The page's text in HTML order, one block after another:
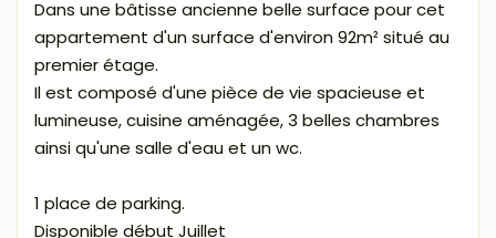
Dans une bâtisse ancienne belle surface pour cet
appartement d'un surface d'environ 92m² situé au
premier étage.
Il est composé d'une pièce de vie spacieuse et
lumineuse, cuisine aménagée, 3 belles chambres
ainsi qu'une salle d'eau et un wc.
1 place de parking.
Disponible début Juillet